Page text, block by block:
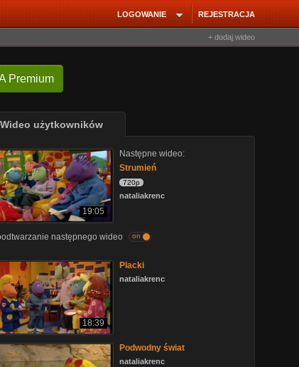
REJESTRACJA
LOGOWANIE
+ dodaj wideo
Premium
Wideo użytkowników
19:05
Następne wideo:
Strumień
720p
nataliakrenc
następnego wideo on
18:39
Placki
nataliakrenc
Podwodny świat
nataliakrenc